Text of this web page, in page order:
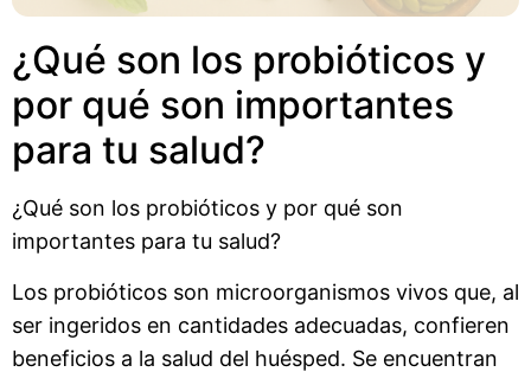
¿Qué son los probióticos y
por qué son importantes
para tu salud?
¿Qué son los probióticos y por qué son
importantes para tu salud?
Los probióticos son microorganismos vivos que, al
ser ingeridos en cantidades adecuadas, confieren
beneficios a la salud del huésped. Se encuentran